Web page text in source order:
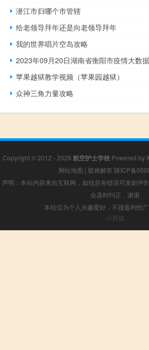
潜江市归哪个市管辖
给老领导拜年还是向老领导拜年
我的世界唱片空岛攻略
苹果越狱教学视频（苹果园越狱）
众神三角力量攻略
Copyright © 2012 - 2026 航空护士学校Powered by
网站地图 | 疑难解答 陕ICP备
声明：本站内容来自互联网，如信息有错误可发邮件
会及时纠正，谢谢
本站仅为个人兴趣爱好，不接盈利性
小男孩